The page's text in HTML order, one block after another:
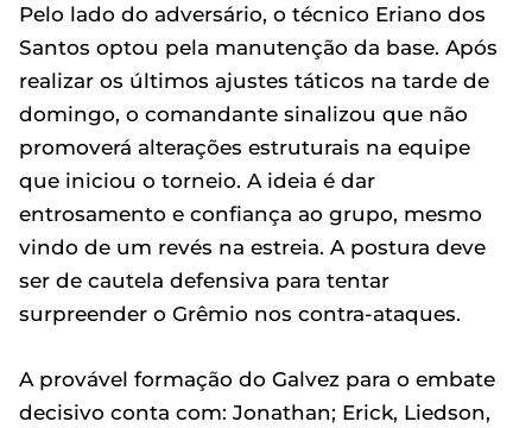
Pelo lado do adversário, o técnico Eriano dos
Santos optou pela manutenção da base. Após
realizar os últimos ajustes táticos na tarde de
domingo, o comandante sinalizou que não
promoverá alterações estruturais na equipe
que iniciou o torneio. A ideia é dar
entrosamento e confiança ao grupo, mesmo
vindo de um revés na estreia. A postura deve
ser de cautela defensiva para tentar
surpreender o Grêmio nos contra-ataques.
A provável formação do Galvez para o embate
decisivo conta com: Jonathan; Erick, Liedson,